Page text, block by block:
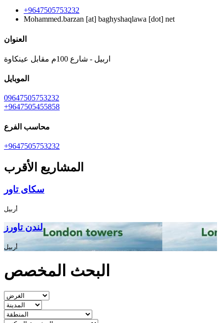
+9647505753232
Mohammed.barzan [at] baghyshaqlawa [dot] net
العنوان
اربیل - شارع 100م مقابل عینکاوة
الموبايل
09647505753232
+9647505455858
محاسب الفرع
+9647505753232
المشاريع الأقرب
سکای تاور
أربيل
لندن تاورز
أربيل
البحث المخصص